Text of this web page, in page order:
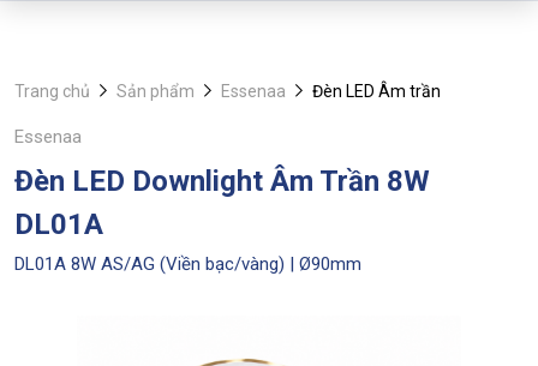
Trang chủ Sản phẩm Essenaa Đèn LED Âm trần
Essenaa
Đèn LED Downlight Âm Trần 8W
DL01A
DL01A 8W AS/AG (Viền bạc/vàng) | Ø90mm